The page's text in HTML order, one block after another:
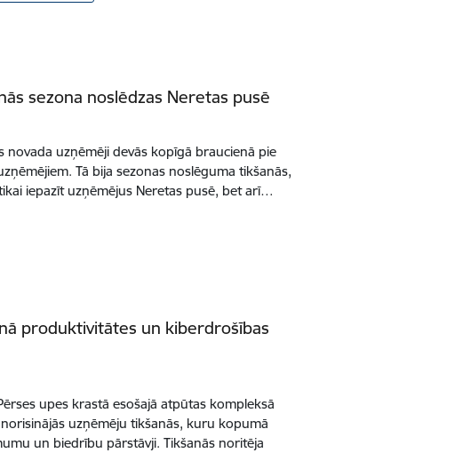
sezona noslēdzas Neretas pusē
novada uzņēmēji devās kopīgā braucienā pie
Tā bija sezonas noslēguma tikšanās,
iepazīt uzņēmējus Neretas pusē, bet arī…
produktivitātes un kiberdrošības
upes krastā esošajā atpūtas kompleksā
norisinājās uzņēmēju tikšanās, kuru kopumā
un biedrību pārstāvji. Tikšanās noritēja